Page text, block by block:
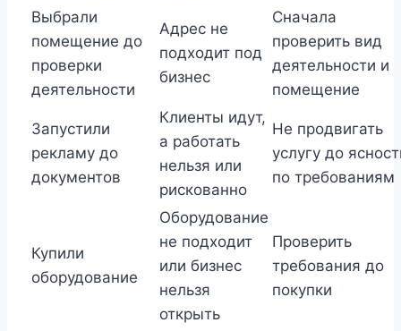
Выбрали
помещение до
проверки
деятельности
Адрес не
подходит под
бизнес
Сначала
проверить вид
деятельности и
помещение
Запустили
рекламу до
документов
Клиенты идут,
а работать
нельзя или
рискованно
Не продвигать
услугу до
по требованиям
Купили
оборудование
Оборудование
не подходит
или бизнес
нельзя
открыть
Проверить
требования до
покупки